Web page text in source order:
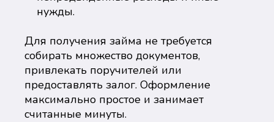
нужды.
Для получения займа не требуется
собирать множество документов,
привлекать поручителей или
предоставлять залог. Оформление
максимально простое и занимает
считанные минуты.